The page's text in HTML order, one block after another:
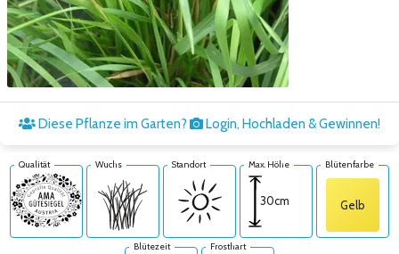
Zum nächsten Bild
Diese Pflanze im Garten? Login, Hochladen & Gewinnen!
Qualität Wuchs Standort Max. Höhe
30cm
Blütenfarbe
Gelb
Blütezeit
Frosthart